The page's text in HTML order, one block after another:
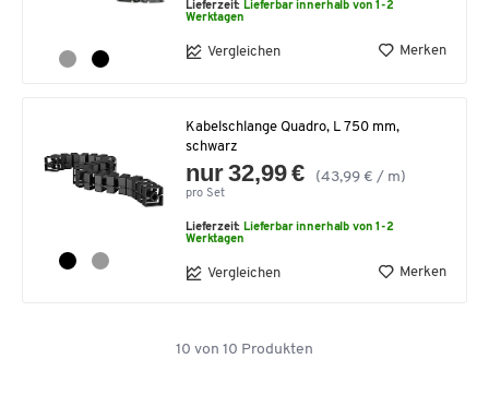
Lieferzeit: Lieferbar innerhalb von 1-2
Werktagen
Vergleichen Merken
Kabelschlange Quadro, L 750 mm,
schwarz
nur 32,99 € (43,99 € / m)
pro Set
Lieferzeit: Lieferbar innerhalb von 1-2
Werktagen
Vergleichen Merken
10 von 10 Produkten